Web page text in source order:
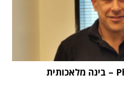
"העתיד הוא Physical AI – בינה מלאכותית